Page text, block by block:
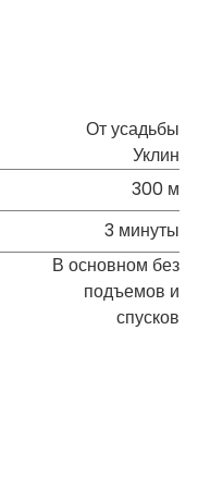
От усадьбы
Уклин
300 м
3 минуты
В основном без
подъемов и
спусков